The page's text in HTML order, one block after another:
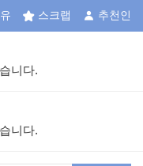
스크랩 추천인
니다.
니다.